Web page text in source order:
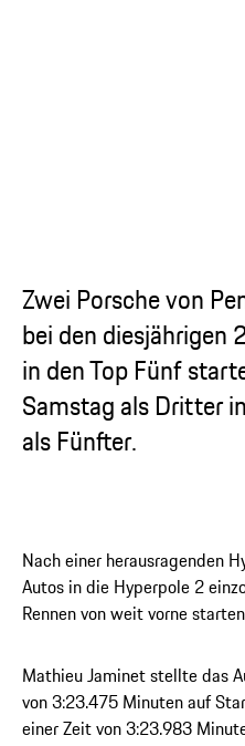
Zwei Porsche von
bei den diesjährigen
in den Top Fünf
Samstag als Dritter
als Fünfter.
Nach einer herausragenden
Autos in die Hyperpole 2
Rennen von weit vorne
Mathieu Jaminet stellte das
von 3:23.475 Minuten auf
einer Zeit von 3:23.983